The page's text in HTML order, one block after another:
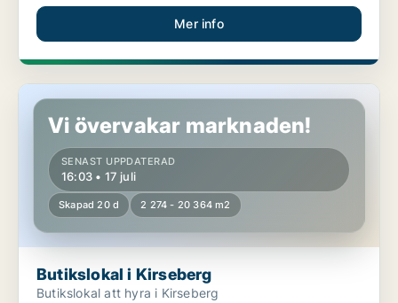
Mer info
Butikslokal i Kirseberg
Vi övervakar marknaden!
SENAST UPPDATERAD
16:03 • 17 juli
Skapad 20 d 2 274 - 20 364 m2
Butikslokal i Kirseberg
Butikslokal att hyra i Kirseberg